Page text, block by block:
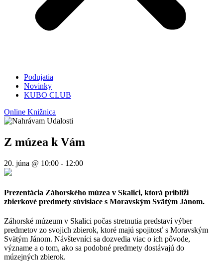
Podujatia
Novinky
KUBO CLUB
Online Knižnica
Z múzea k Vám
20. júna @ 10:00 - 12:00
Prezentácia Záhorského múzea v Skalici, ktorá priblíži
zbierkové predmety súvisiace s Moravským Svätým Jánom.
Záhorské múzeum v Skalici počas stretnutia predstaví výber
predmetov zo svojich zbierok, ktoré majú spojitosť s Moravským
Svätým Jánom. Návštevníci sa dozvedia viac o ich pôvode,
význame a o tom, ako sa podobné predmety dostávajú do
múzejných zbierok.